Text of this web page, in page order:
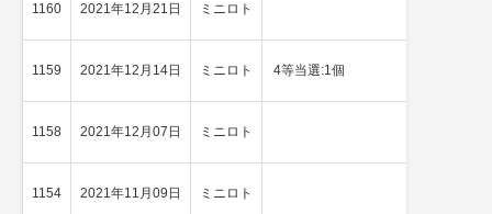
1160 2021年12月21日 ミニロト
1159 2021年12月14日 ミニロト 4等当選:1個
1158 2021年12月07日 ミニロト
1154 2021年11月09日 ミニロト